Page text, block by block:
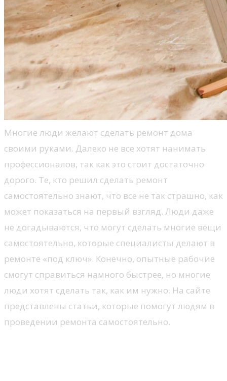
Многие люди желают сделать ремонт дома
своими руками. Далеко не все хотят нанимать
профессионалов, так как это стоит достаточно
дорого. Те, кто решил сделать ремонт
самостоятельно знают, что все не так страшно, как
может показаться на первый взгляд. Люди даже
не догадываются, что могут сделать многие вещи
самостоятельно, которые специалисты делают в
ремонте «под ключ». Конечно, опытные рабочие
смогут справиться намного быстрее, но многие
люди хотят сделать так, как им нужно. На сайте
представлены статьи, которые помогут людям в
проведении ремонта самостоятельно.